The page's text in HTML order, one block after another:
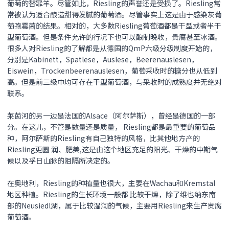
葡萄的替罪羊。尽管如此，Riesling的声誉还是受损了。Riesling常
常被认为适合酿造甜得发腻的葡萄酒。尽管事实上这是由于感染灰葡
萄孢霉菌的结果。相对的，大多数Riesling葡萄酒都是干型或者半干
型葡萄酒。但是条件允许的行况下也可以酿制晚收，贵腐甚至冰酒。
很多人对Riesling的了解都是从德国的QmP六级分级制度开始的，
分别是Kabinett，Spatlese，Auslese，Beerenauslesen，
Eiswein，Trockenbeerenauslesen，葡萄采收时的糖分也从低到
高。但是前三级中均可存在干型葡萄酒，与采收时的成熟度并无绝对
联系。
莱茵河的另一边是法国的Alsace（阿尔萨斯），曾经是德国的一部
分。在这儿，不管是数量还是质量， Riesling都是最重要的葡萄品
种，阿尔萨斯的Riesling有自己独特的风格，比其他地方产的
Riesling更圆 润、肥美,这是由这个地区充足的阳光、干燥的中期气
候以及孚日山脉的阻隔所决定的。
在奥地利，Riesling的种植量也很大，主要在Wachau和Kremstal
地区种植。Riesling的生长环境一般都 比较干燥，除了维也纳东南
部的Neusiedl湖，属于比较湿润的气候，主要用Riesling来生产贵腐
葡萄酒。